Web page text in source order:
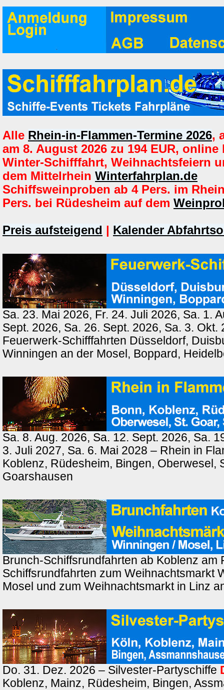
Alle Rhein-in-Flammen-Termine 2026,
am 8. August 2026 zu 194 EUR, online
Winter-Schifffahrt, Weihnachtsfeiern
dem Mittelrhein Winterfahrplan.de
Schiffsweinproben ab 4 Pers. im
Pers. bei Rüdesheim auf dem
Preis aufsteigend | Kalender
Sa. 23. Mai 2026, Fr. 24. Juli 2026, Sa. 1.
Sept. 2026, Sa. 26. Sept. 2026, Sa. 3. Okt.
Feuerwerk-Schifffahrten Düsseldorf,
Winningen an der Mosel, Boppard,
Sa. 8. Aug. 2026, Sa. 12. Sept. 2026, Sa.
3. Juli 2027, Sa. 6. Mai 2028 – Rhein in
Koblenz, Rüdesheim, Bingen, Oberwesel,
Goarshausen
Brunch-Schiffsrundfahrten ab Koblenz am
Schiffsrundfahrten zum Weihnachtsmarkt
Mosel und zum Weihnachtsmarkt in Linz
Do. 31. Dez. 2026 – Silvester-Partyschiffe
Koblenz, Mainz, Rüdesheim, Bingen,